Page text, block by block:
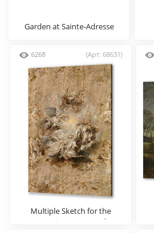
Garden at Sainte-Adresse
6268 (Арт: 68631)
Multiple Sketch for the
Banqueting House Ceiling